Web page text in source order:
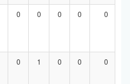
0 0 0 0 0
0 1 0 0 0